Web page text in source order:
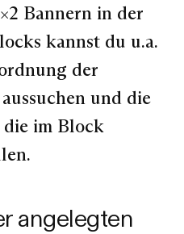
Bannern in der
kannst du u.a.
der
und die
die im Block
angelegten